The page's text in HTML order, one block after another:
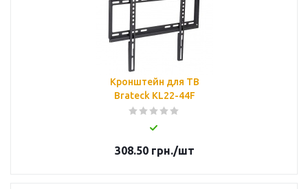
Кронштейн для ТВ
Brateck KL22-44F
308.50грн./шт